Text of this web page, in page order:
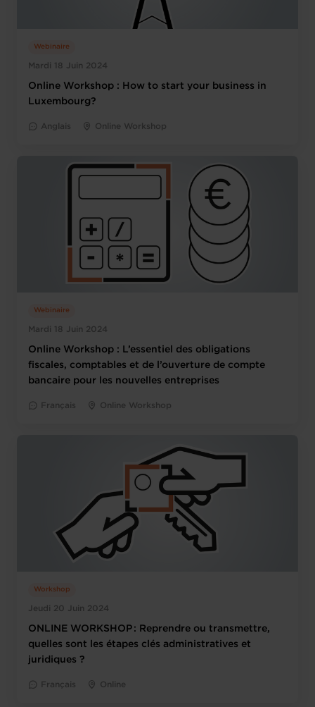
Mardi 18 Juin 2024
Webinaire
Online Workshop : How to start your business in
Luxembourg?
Anglais Online Workshop
Mardi 18 Juin 2024
Webinaire
Online Workshop : L’essentiel des obligations
fiscales, comptables et de l’ouverture de compte
bancaire pour les nouvelles entreprises
Français Online Workshop
Jeudi 20 Juin 2024
Workshop
ONLINE WORKSHOP : Reprendre ou transmettre,
quelles sont les étapes clés administratives et
juridiques ?
Français Online